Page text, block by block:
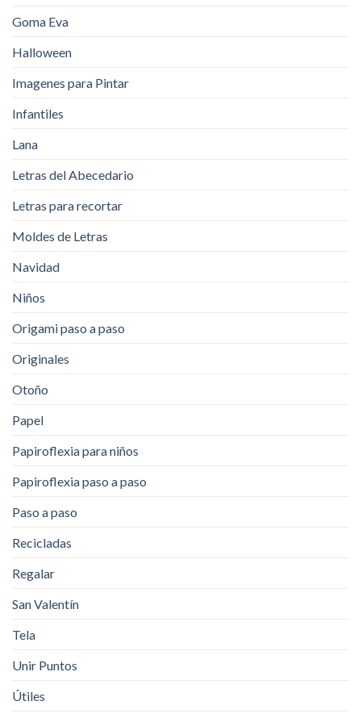
Goma Eva
Halloween
Imagenes para Pintar
Infantiles
Lana
Letras del Abecedario
Letras para recortar
Moldes de Letras
Navidad
Niños
Origami paso a paso
Originales
Otoño
Papel
Papiroflexia para niños
Papiroflexia paso a paso
Paso a paso
Recicladas
Regalar
San Valentín
Tela
Unir Puntos
Útiles